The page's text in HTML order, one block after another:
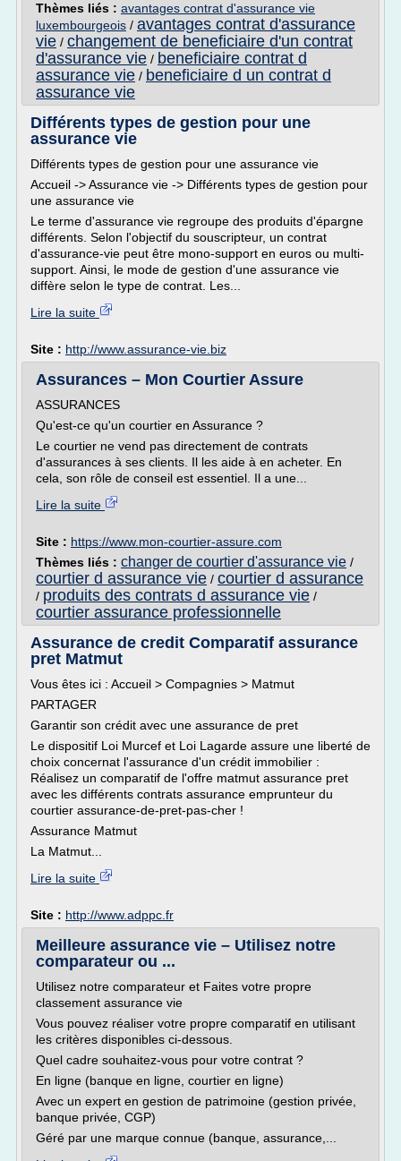
Thèmes liés : avantages contrat d'assurance vie
luxembourgeois / avantages contrat d'assurance
vie / changement de beneficiaire d'un contrat
d'assurance vie / beneficiaire contrat d
assurance vie / beneficiaire d un contrat d
assurance vie
Différents types de gestion pour une
assurance vie
Différents types de gestion pour une assurance vie
Accueil -> Assurance vie -> Différents types de gestion pour
une assurance vie
Le terme d'assurance vie regroupe des produits d'épargne
différents. Selon l'objectif du souscripteur, un contrat
d'assurance-vie peut être mono-support en euros ou multi-
support. Ainsi, le mode de gestion d'une assurance vie
diffère selon le type de contrat. Les...
Lire la suite
Site : http://www.assurance-vie.biz
Assurances – Mon Courtier Assure
ASSURANCES
Qu'est-ce qu'un courtier en Assurance ?
Le courtier ne vend pas directement de contrats
d'assurances à ses clients. Il les aide à en acheter. En
cela, son rôle de conseil est essentiel. Il a une...
Lire la suite
Site : https://www.mon-courtier-assure.com
Thèmes liés : changer de courtier d'assurance vie /
courtier d assurance vie / courtier d assurance
/ produits des contrats d assurance vie /
courtier assurance professionnelle
Assurance de credit Comparatif assurance
pret Matmut
Vous êtes ici : Accueil > Compagnies > Matmut
PARTAGER
Garantir son crédit avec une assurance de pret
Le dispositif Loi Murcef et Loi Lagarde assure une liberté de
choix concernat l'assurance d'un crédit immobilier :
Réalisez un comparatif de l'offre matmut assurance pret
avec les différents contrats assurance emprunteur du
courtier assurance-de-pret-pas-cher !
Assurance Matmut
La Matmut...
Lire la suite
Site : http://www.adppc.fr
Meilleure assurance vie – Utilisez notre
comparateur ou ...
Utilisez notre comparateur et Faites votre propre
classement assurance vie
Vous pouvez réaliser votre propre comparatif en utilisant
les critères disponibles ci-dessous.
Quel cadre souhaitez-vous pour votre contrat ?
En ligne (banque en ligne, courtier en ligne)
Avec un expert en gestion de patrimoine (gestion privée,
banque privée, CGP)
Géré par une marque connue (banque, assurance,...